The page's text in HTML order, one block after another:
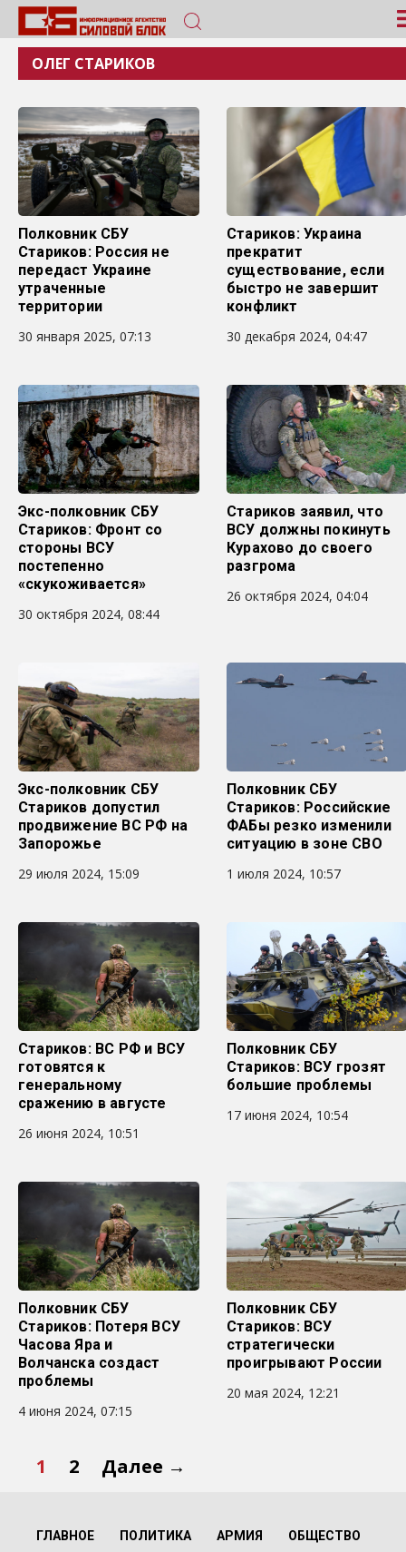
ОЛЕГ СТАРИКОВ
Полковник СБУ
Стариков: Россия не
передаст Украине
утраченные
территории
30 января 2025, 07:13
Стариков: Украина
прекратит
существование, если
быстро не завершит
конфликт
30 декабря 2024, 04:47
Экс-полковник СБУ
Стариков: Фронт со
стороны ВСУ
постепенно
«скукоживается»
30 октября 2024, 08:44
Стариков заявил, что
ВСУ должны покинуть
Курахово до своего
разгрома
26 октября 2024, 04:04
Экс-полковник СБУ
Стариков допустил
продвижение ВС РФ на
Запорожье
29 июля 2024, 15:09
Полковник СБУ
Стариков: Российские
ФАБы резко изменили
ситуацию в зоне СВО
1 июля 2024, 10:57
Стариков: ВС РФ и ВСУ
готовятся к
генеральному
сражению в августе
26 июня 2024, 10:51
Полковник СБУ
Стариков: ВСУ грозят
большие проблемы
17 июня 2024, 10:54
Полковник СБУ
Стариков: Потеря ВСУ
Часова Яра и
Волчанска создаст
проблемы
4 июня 2024, 07:15
Полковник СБУ
Стариков: ВСУ
стратегически
проигрывают России
20 мая 2024, 12:21
1 2 Далее →
ГЛАВНОЕ ПОЛИТИКА АРМИЯ ОБЩЕСТВО